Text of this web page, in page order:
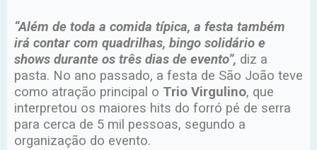
“Além de toda a comida típica, a festa também
irá contar com quadrilhas, bingo solidário e
shows durante os três dias de evento”, diz a
pasta. No ano passado, a festa de São João teve
como atração principal o Trio Virgulino, que
interpretou os maiores hits do forró pé de serra
para cerca de 5 mil pessoas, segundo a
organização do evento.